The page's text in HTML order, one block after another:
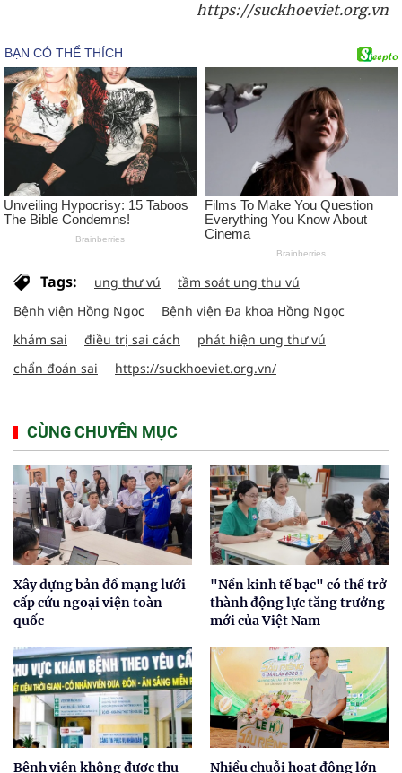
https://suckhoeviet.org.vn
Tags: ung thư vú
tầm soát ung thu vú
Bệnh viện Hồng Ngọc
Bệnh viện Đa khoa Hồng Ngọc
khám sai
điều trị sai cách
phát hiện ung thư vú
chẩn đoán sai
https://suckhoeviet.org.vn/
CÙNG CHUYÊN MỤC
Xây dựng bản đồ mạng lưới
cấp cứu ngoại viện toàn
quốc
"Nền kinh tế bạc" có thể trở
thành động lực tăng trưởng
mới của Việt Nam
Bệnh viện không được thu Nhiều chuỗi hoạt động lớn